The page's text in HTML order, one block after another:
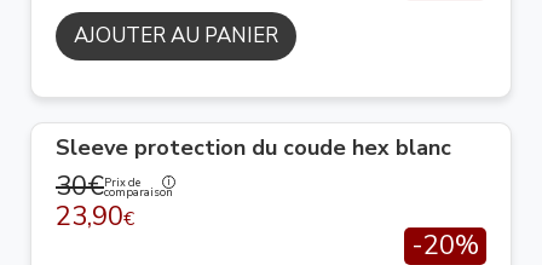
AJOUTER AU PANIER
Sleeve protection du coude hex blanc
30€Prix de
comparaison
23,90€
-20%